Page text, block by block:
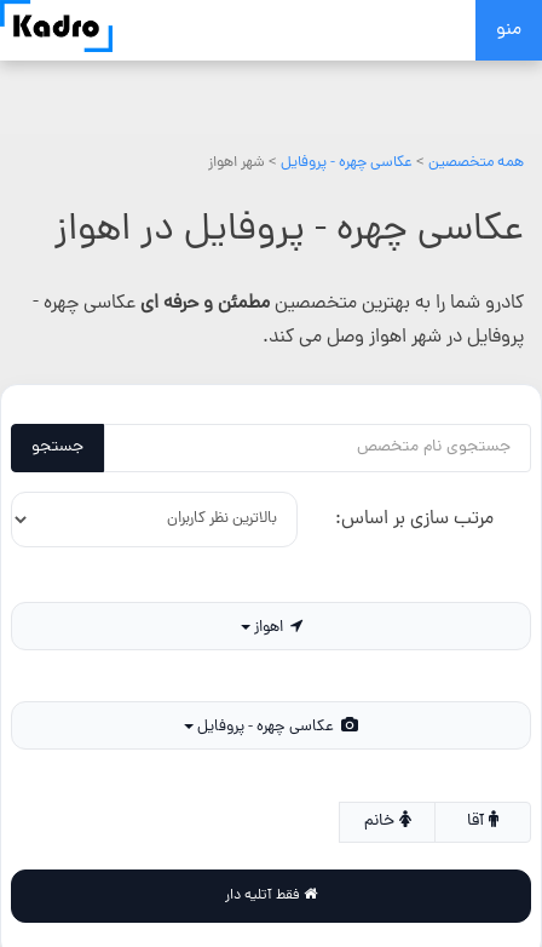
Skip
منو
همه متخصصین > عکاسی چهره - پروفایل > شهر اهواز
عکاسی چهره - پروفایل در اهواز
کادرو شما را به بهترین متخصصینمطمئن و حرفه ایعکاسی چهره -
پروفایل در شهر اهواز وصل می کند.
جستجو
مرتب سازی بر اساس:
اهواز
خانم